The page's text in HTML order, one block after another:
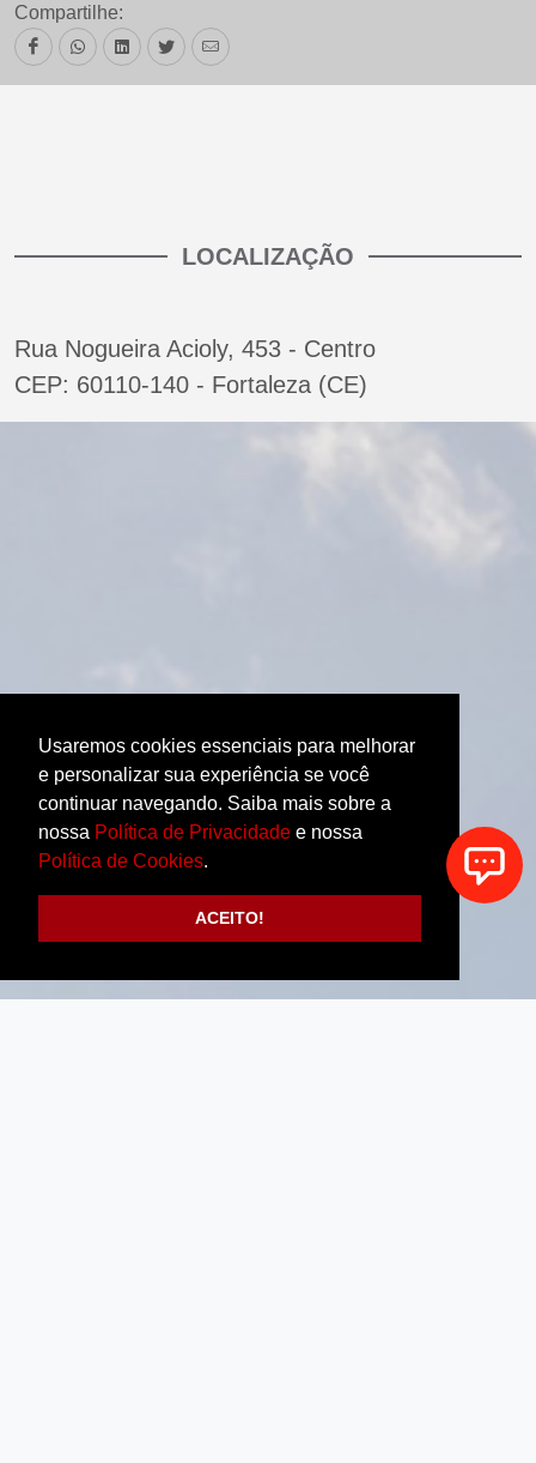
Usaremos cookies essenciais para melhorar
e personalizar sua experiência se você
continuar navegando. Saiba mais sobre a
nossa Política de Privacidade e nossa
Política de Cookies.
ACEITO!
Compartilhe:
LOCALIZAÇÃO
Rua Nogueira Acioly, 453 - Centro
CEP: 60110-140 - Fortaleza (CE)